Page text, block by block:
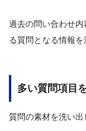
過去の問い合わせ
る質問となる情報を
多い質問項目
質問の素材を洗い出